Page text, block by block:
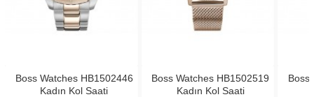
Boss Watches HB1502446
Kadın Kol Saati
Boss Watches HB1502519
Kadın Kol Saati
Boss